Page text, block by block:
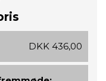
DKK 436,00